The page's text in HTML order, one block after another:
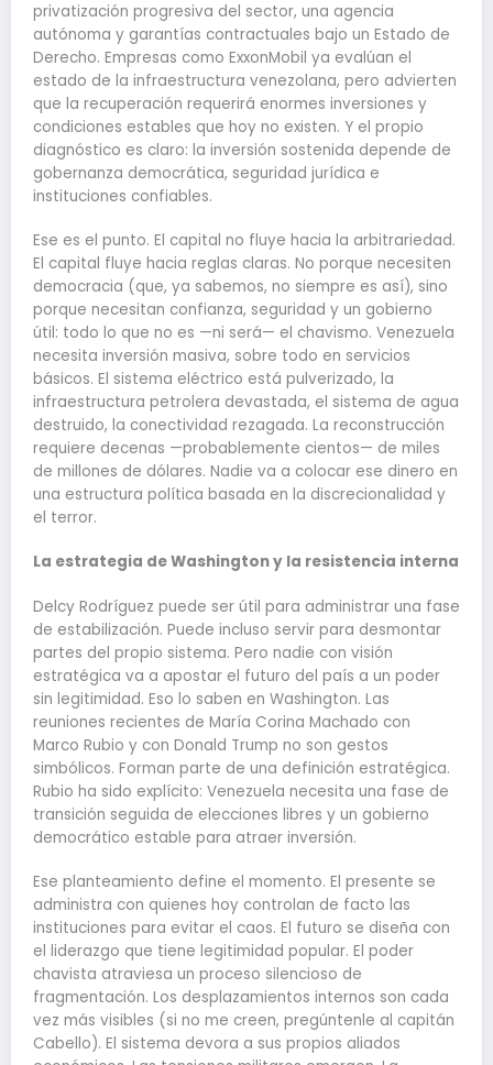
privatización progresiva del sector, una agencia
autónoma y garantías contractuales bajo un Estado de
Derecho. Empresas como ExxonMobil ya evalúan el
estado de la infraestructura venezolana, pero advierten
que la recuperación requerirá enormes inversiones y
condiciones estables que hoy no existen. Y el propio
diagnóstico es claro: la inversión sostenida depende de
gobernanza democrática, seguridad jurídica e
instituciones confiables.
Ese es el punto. El capital no fluye hacia la arbitrariedad.
El capital fluye hacia reglas claras. No porque necesiten
democracia (que, ya sabemos, no siempre es así), sino
porque necesitan confianza, seguridad y un gobierno
útil: todo lo que no es —ni será— el chavismo. Venezuela
necesita inversión masiva, sobre todo en servicios
básicos. El sistema eléctrico está pulverizado, la
infraestructura petrolera devastada, el sistema de agua
destruido, la conectividad rezagada. La reconstrucción
requiere decenas —probablemente cientos— de miles
de millones de dólares. Nadie va a colocar ese dinero en
una estructura política basada en la discrecionalidad y
el terror.
La estrategia de Washington y la resistencia interna
Delcy Rodríguez puede ser útil para administrar una fase
de estabilización. Puede incluso servir para desmontar
partes del propio sistema. Pero nadie con visión
estratégica va a apostar el futuro del país a un poder
sin legitimidad. Eso lo saben en Washington. Las
reuniones recientes de María Corina Machado con
Marco Rubio y con Donald Trump no son gestos
simbólicos. Forman parte de una definición estratégica.
Rubio ha sido explícito: Venezuela necesita una fase de
transición seguida de elecciones libres y un gobierno
democrático estable para atraer inversión.
Ese planteamiento define el momento. El presente se
administra con quienes hoy controlan de facto las
instituciones para evitar el caos. El futuro se diseña con
el liderazgo que tiene legitimidad popular. El poder
chavista atraviesa un proceso silencioso de
fragmentación. Los desplazamientos internos son cada
vez más visibles (si no me creen, pregúntenle al capitán
Cabello). El sistema devora a sus propios aliados